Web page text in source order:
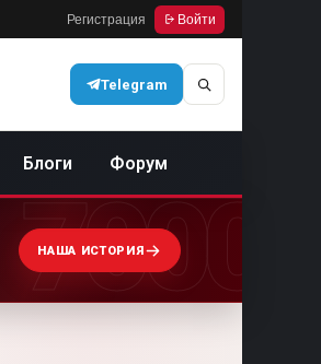
Регистрация Войти
Telegram
Блоги Форум
7000
НАША ИСТОРИЯ